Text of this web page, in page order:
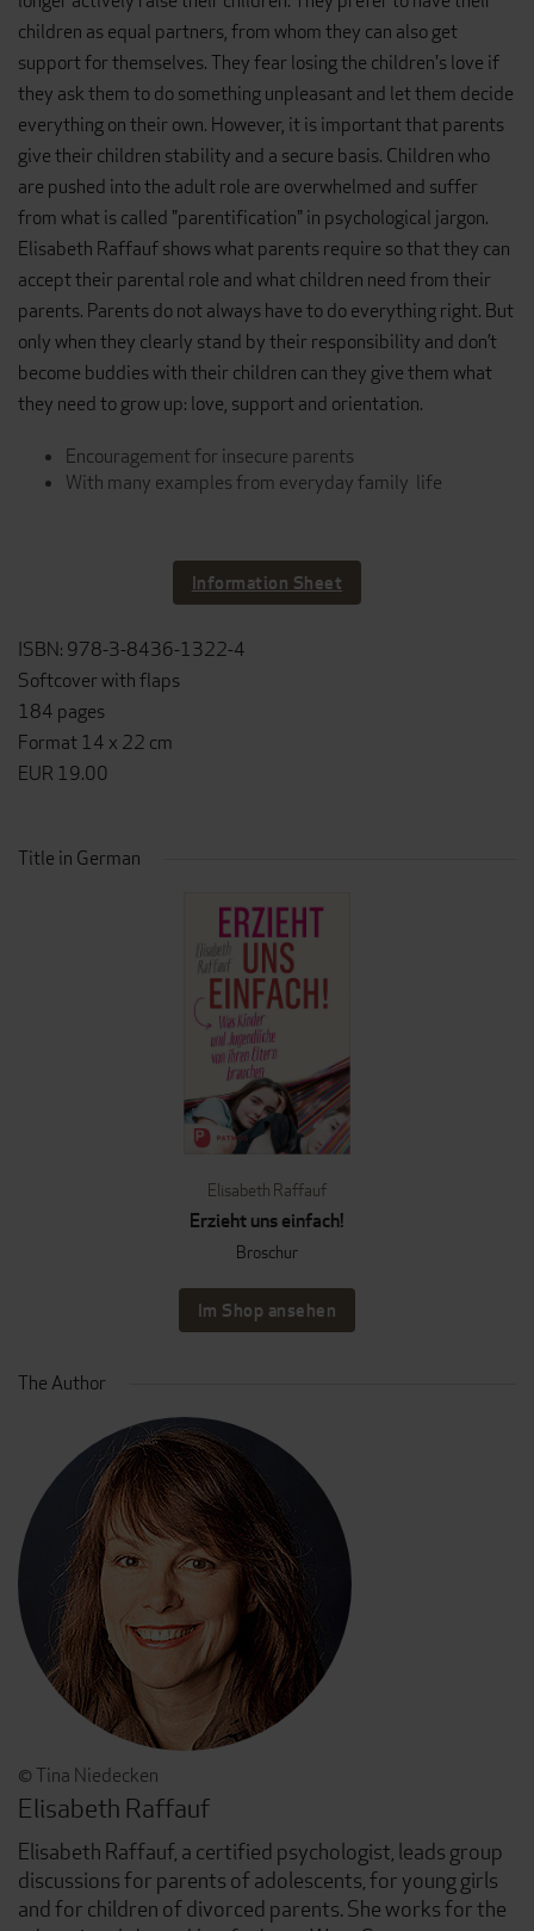
children as equal partners, from whom they can also get
support for themselves. They fear losing the children's love if
they ask them to do something unpleasant and let them decide
everything on their own. However, it is important that parents
give their children stability and a secure basis. Children who
are pushed into the adult role are overwhelmed and suffer
from what is called "parentification" in psychological jargon.
Elisabeth Raffauf shows what parents require so that they can
accept their parental role and what children need from their
parents. Parents do not always have to do everything right. But
only when they clearly stand by their responsibility and don’t
become buddies with their children can they give them what
they need to grow up: love, support and orientation.
Encouragement for insecure parents
With many examples from everyday family life
Information Sheet
ISBN: 978-3-8436-1322-4
Softcover with flaps
184 pages
Format 14 x 22 cm
EUR 19.00
Title in German
Elisabeth Raffauf
Erzieht uns einfach!
Broschur
Im Shop ansehen
The Author
© Tina Niedecken
Elisabeth Raffauf
Elisabeth Raffauf, a certified psychologist, leads group
discussions for parents of adolescents, for young girls
and for children of divorced parents. She works for the